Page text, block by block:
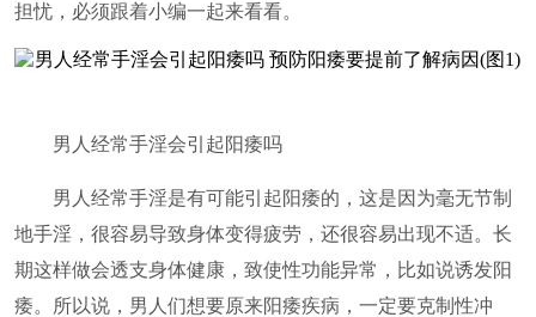
担忧，必须跟着小编一起来看看。
男人经常手淫会引起阳痿吗
男人经常手淫是有可能引起阳痿的，这是因为毫无节制
地手淫，很容易导致身体变得疲劳，还很容易出现不适。长
期这样做会透支身体健康，致使性功能异常，比如说诱发阳
痿。所以说，男人们想要原来阳痿疾病，一定要克制性冲